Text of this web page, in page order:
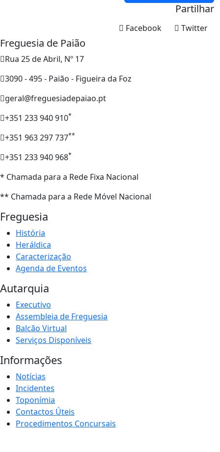
Partilhar
Twitter
Facebook
Freguesia de Paião
Rua 25 de Abril, Nº 17
3090 - 495 - Paião - Figueira da Foz
geral@freguesiadepaiao.pt
+351 233 940 910*
+351 963 297 737**
+351 233 940 968*
* Chamada para a Rede Fixa Nacional
** Chamada para a Rede Móvel Nacional
Freguesia
História
Heráldica
Caracterização
Agenda de Eventos
Autarquia
Executivo
Assembleia de Freguesia
Balcão Virtual
Serviços Disponíveis
Informações
Notícias
Incidentes
Toponímia
Contactos Úteis
Procedimentos Concursais